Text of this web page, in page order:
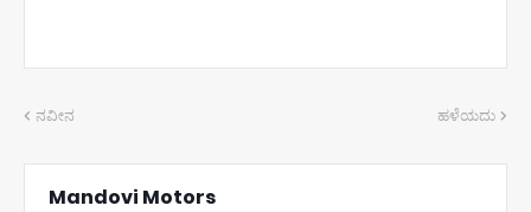
ನವೀನ ಹಳೆಯದು
Mandovi Motors